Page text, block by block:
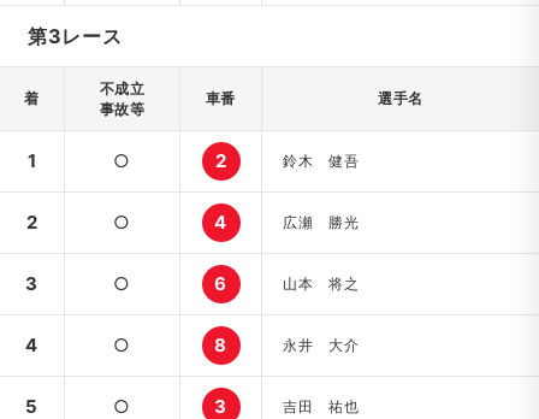
第3レース
着
不成立
事故等
車番 選手名
1 ○ 2 鈴木 健吾
2 ○ 4 広瀬 勝光
3 ○ 6 山本 将之
4 ○ 8 永井 大介
5 ○ 3 吉田 祐也